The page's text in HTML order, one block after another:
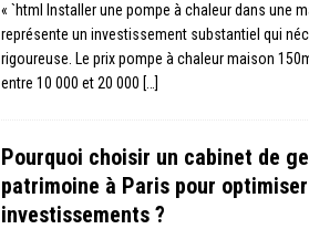
« `html Installer une pompe à chaleur dans une
représente un investissement substantiel qui
rigoureuse. Le prix pompe à chaleur maison
entre 10 000 et 20 000 […]
Pourquoi choisir un cabinet de
patrimoine à Paris pour
investissements ?